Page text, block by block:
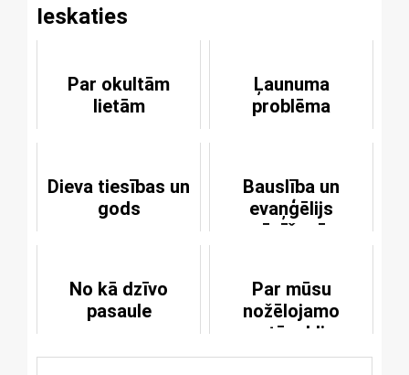
Ieskaties
Par okultām
lietām
Ļaunuma
problēma
Dieva tiesības un
gods
Bauslība un
evaņģēlijs
mācīšanās
No kā dzīvo
pasaule
Par mūsu
nožēlojamo
stāvokli